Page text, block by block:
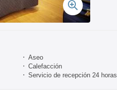
Aseo
Calefacción
Servicio de recepción 24 horas